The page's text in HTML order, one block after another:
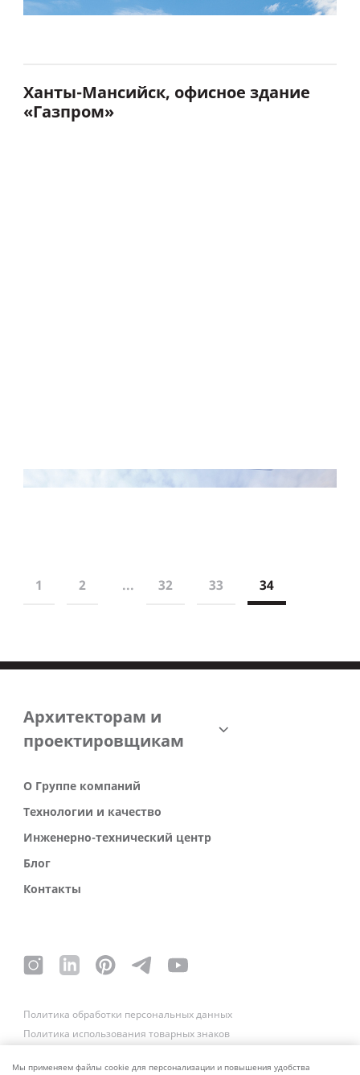
Ханты-Мансийск, офисное здание
«Газпром»
1 2 ... 32 33 34
Архитекторам и
проектировщикам
О Группе компаний
Технологии и качество
Инженерно-технический центр
Блог
Контакты
Политика обработки персональных данных
Политика использования товарных знаков
Мы применяем файлы cookie для персонализации и повышения удобства